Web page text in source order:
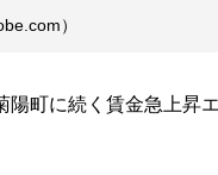
）
陽町に続く賃金急上